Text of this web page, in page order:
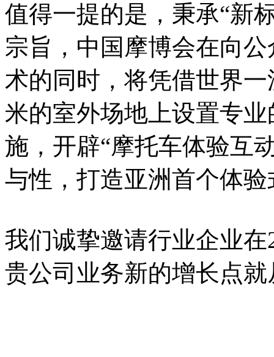
值得一提的是，秉承“新
宗旨，中国摩博会在向
术的同时，将凭借世界
米的室外场地上设置专
施，开辟“摩托车体验互
与性，打造亚洲首个体
我们诚挚邀请行业企业
贵公司业务新的增长点